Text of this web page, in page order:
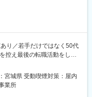
の先にある「なぜ不具合
ンです。解析業務や試験
。また、自身の解析結果
り／若手だけではなく50代
控え最後の転職活動をした
宮城県 受動喫煙対策：屋内
業所